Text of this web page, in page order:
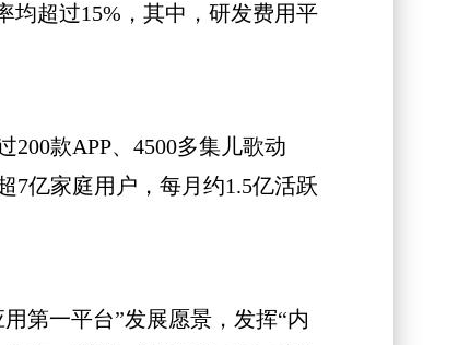
超过15%，其中，研发费用平
款APP、4500多集儿歌动
7亿家庭用户，每月约1.5亿活跃
第一平台”发展愿景，发挥“内